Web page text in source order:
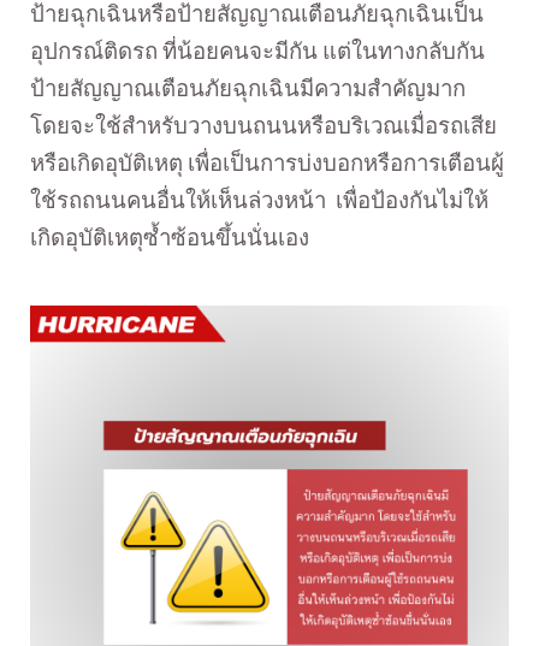
ป้ายฉุกเฉินหรือป้ายสัญญาณเตือนภัยฉุกเฉินเป็น
อุปกรณ์ติดรถ ที่น้อยคนจะมีกัน แต่ในทางกลับกัน
ป้ายสัญญาณเตือนภัยฉุกเฉินมีความสำคัญมาก
โดยจะใช้สำหรับวางบนถนนหรือบริเวณเมื่อรถเสีย
หรือเกิดอุบัติเหตุ เพื่อเป็นการบ่งบอกหรือการเตือนผู้
ใช้รถถนนคนอื่นให้เห็นล่วงหน้า เพื่อป้องกันไม่ให้
เกิดอุบัติเหตุซ้ำซ้อนขึ้นนั่นเอง